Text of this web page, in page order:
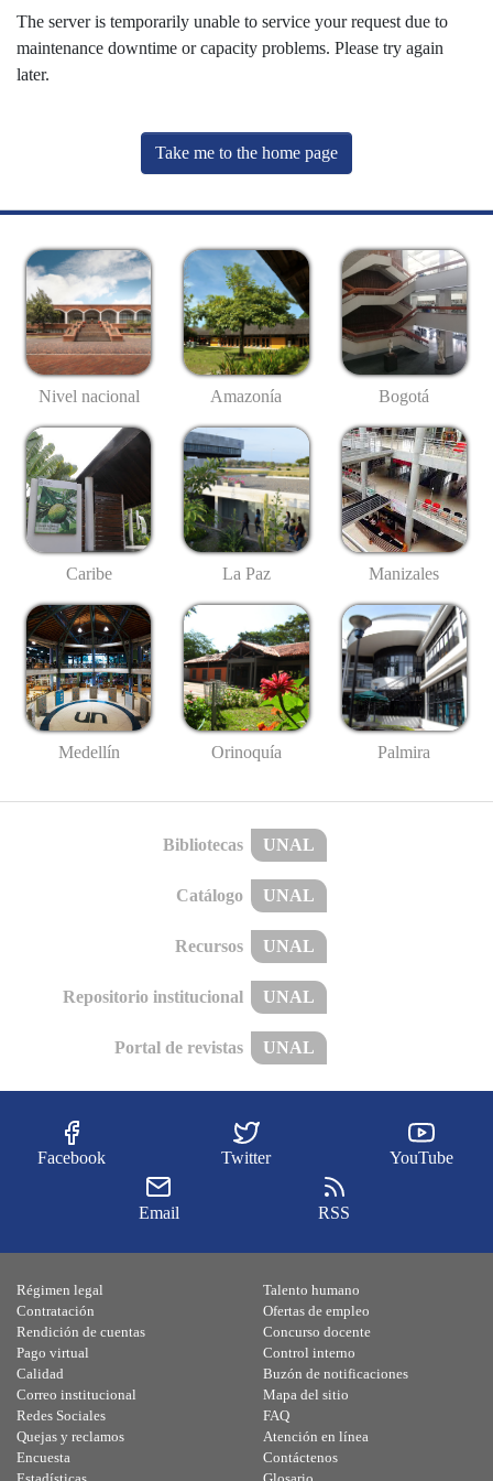
The server is temporarily unable to service your request due to
maintenance downtime or capacity problems. Please try again
later.
Take me to the home page
Nivel nacional Amazonía Bogotá
Caribe La Paz Manizales
Medellín Orinoquía Palmira
Bibliotecas UNAL
Catálogo UNAL
Recursos UNAL
Repositorio institucional UNAL
Portal de revistas UNAL
Facebook Twitter YouTube
Email RSS
Régimen legal
Contratación
Rendición de cuentas
Pago virtual
Calidad
Talento humano
Ofertas de empleo
Concurso docente
Control interno
Buzón de notificaciones
Correo institucional
Redes Sociales
Quejas y reclamos
Encuesta
Mapa del sitio
FAQ
Atención en línea
Contáctenos